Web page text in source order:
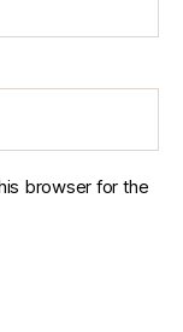
browser for the